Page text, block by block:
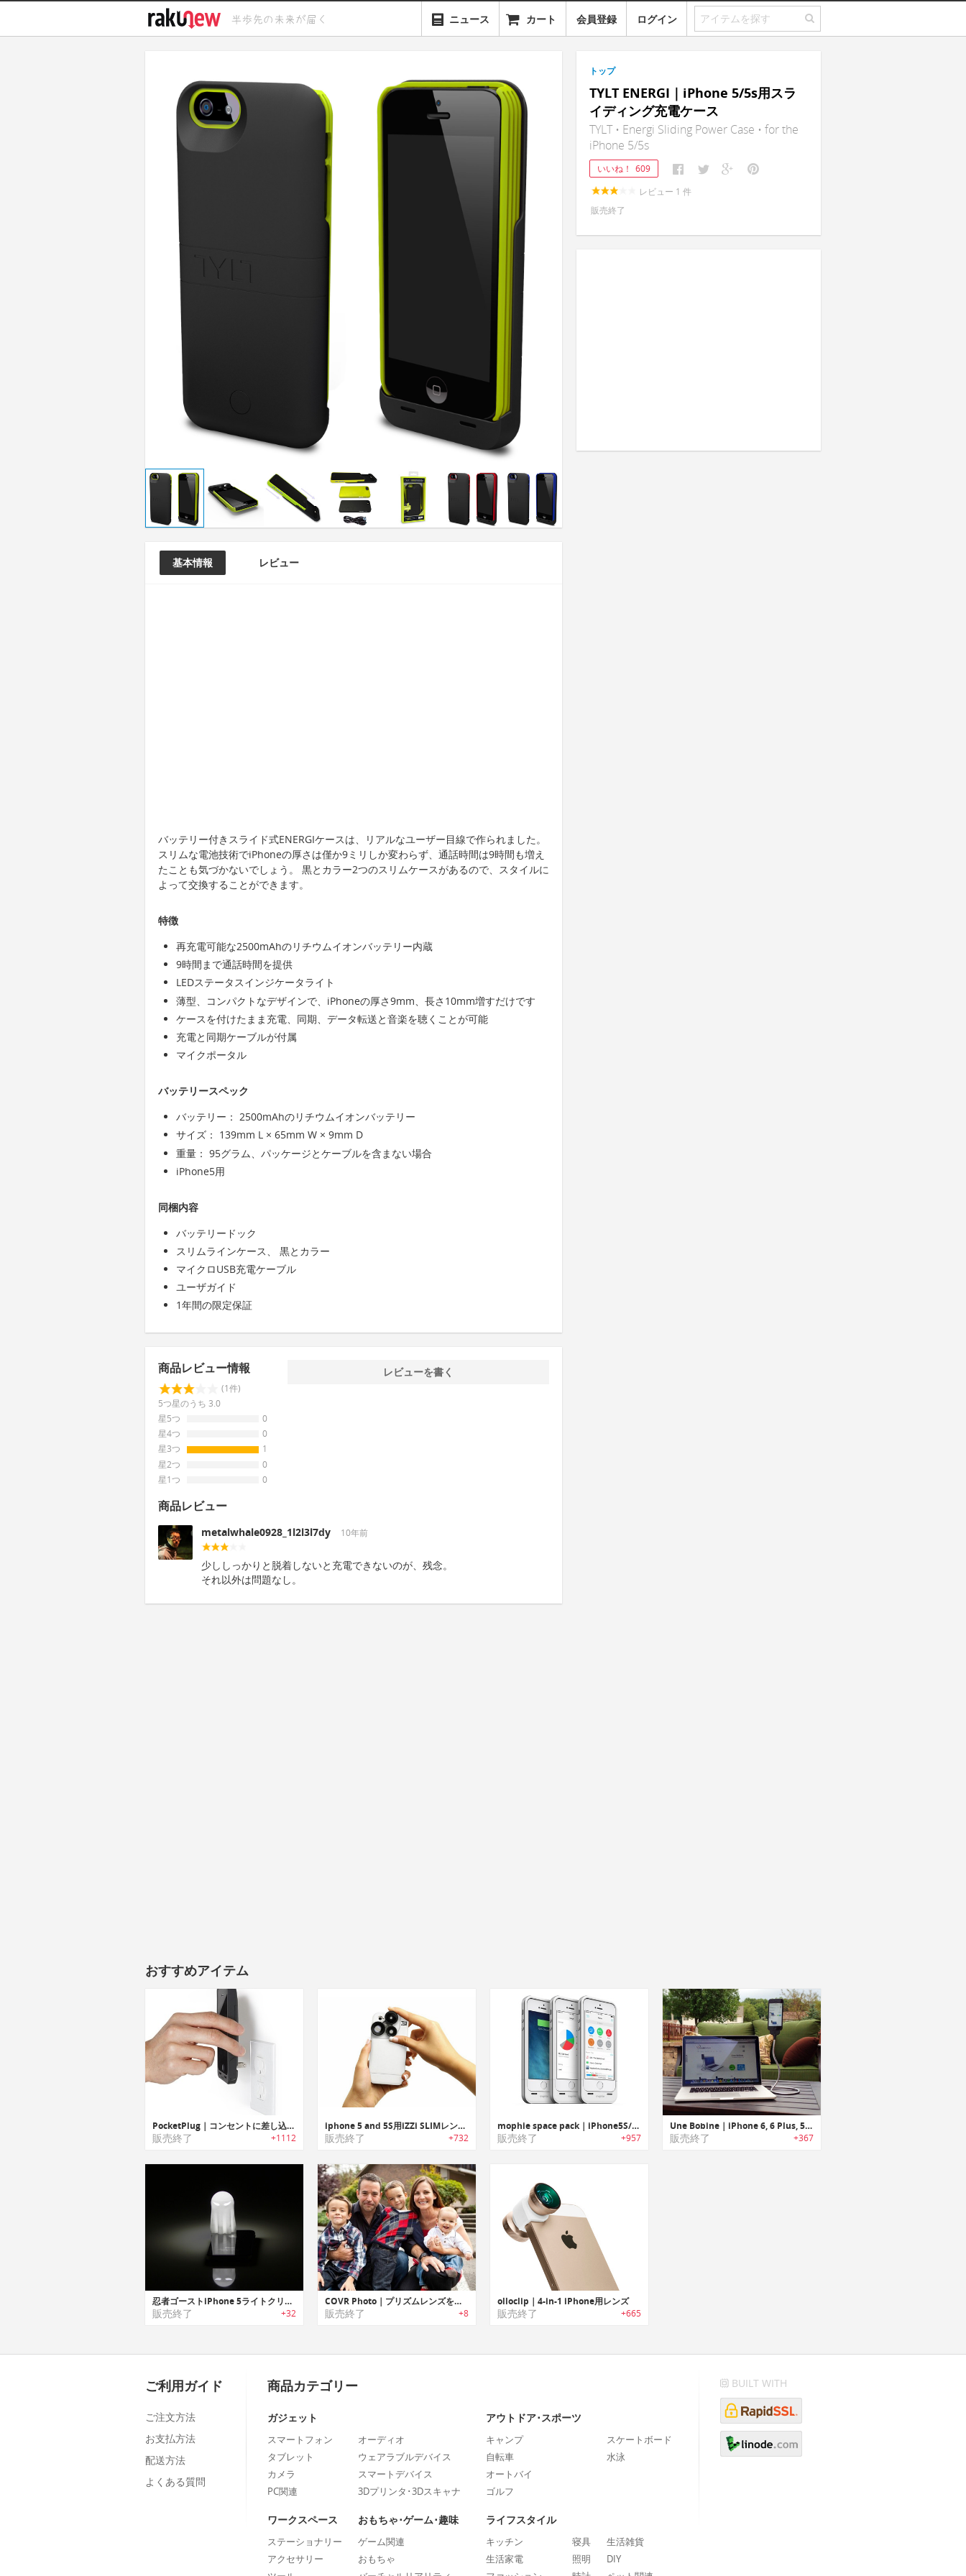
ニュース カート 会員登録 ログイン
基本情報 レビュー
バッテリー付きスライド式ENERGIケースは、リアルなユーザー目線で作られました。
スリムな電池技術でiPhoneの厚さは僅か9ミリしか変わらず、通話時間は9時間も増え
たことも気づかないでしょう。 黒とカラー2つのスリムケースがあるので、スタイルに
よって交換することができます。
特徴
再充電可能な2500mAhのリチウムイオンバッテリー内蔵
9時間まで通話時間を提供
LEDステータスインジケータライト
薄型、コンパクトなデザインで、iPhoneの厚さ9mm、長さ10mm増すだけです
ケースを付けたまま充電、同期、データ転送と音楽を聴くことが可能
充電と同期ケーブルが付属
マイクポータル
バッテリースペック
バッテリー： 2500mAhのリチウムイオンバッテリー
サイズ： 139mm L × 65mm W × 9mm D
重量： 95グラム、パッケージとケーブルを含まない場合
iPhone5用
同梱内容
バッテリードック
スリムラインケース、 黒とカラー
マイクロUSB充電ケーブル
ユーザガイド
1年間の限定保証
商品レビュー情報
(1件)
5つ星のうち 3.0
星5つ
0
星4つ
0
星3つ
1
星2つ
0
星1つ
0
レビューを書く
商品レビュー
metalwhale0928_1l2l3l7dy 10年前
少ししっかりと脱着しないと充電できないのが、残念。
それ以外は問題なし。
トップ
TYLT ENERGI｜iPhone 5/5s用スラ
イディング充電ケース
TYLT • Energi Sliding Power Case • for the
iPhone 5/5s
いいね！ 609
レビュー 1 件
販売終了
おすすめアイテム
PocketPlug｜コンセントに差し込んで充電できるiPhone5/5s用ケース
販売終了 +1112
iphone 5 and 5S用iZZi SLIMレンズケース
販売終了 +732
mophie space pack｜iPhone5S/5用内蔵のストレージを持つ電池ケース
販売終了 +957
Une Bobine｜iPhone 6, 6 Plus, 5s, 5, 5c用充電|同期|スタンド|ドックケーブル
販売終了 +367
忍者ゴーストiPhone 5ライトクリップ
販売終了 +32
COVR Photo｜プリズムレンズを内蔵するiPhoneケース
販売終了 +8
olloclip｜4-in-1 iPhone用レンズ
販売終了 +665
ご利用ガイド
ご注文方法
お支払方法
配送方法
よくある質問
商品カテゴリー
ガジェット
スマートフォン
タブレット
カメラ
PC関連
オーディオ
ウェアラブルデバイス
スマートデバイス
3Dプリンタ･3Dスキャナ
アウトドア･スポーツ
キャンプ
自転車
オートバイ
ゴルフ
スケートボード
水泳
ワークスペース
ステーショナリー
アクセサリー
おもちゃ･ゲーム･趣味
ゲーム関連
おもちゃ
ライフスタイル
キッチン
生活家電
寝具
照明
生活雑貨
DIY
BUILT WITH